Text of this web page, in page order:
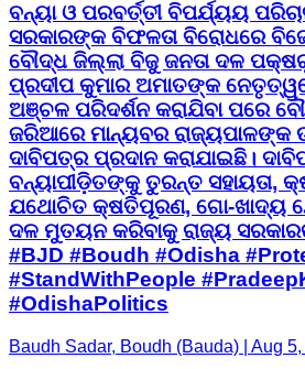
ବନ୍ୟା ଓ ପରବର୍ତ୍ତୀ ବିପର୍ଯ୍ୟୟ
ସରକାରଙ୍କ ବିଫଳତା ବିରୋଧରେ
ବୌଦ୍ଧ ଜିଲ୍ଲା ବିଜୁ ଜନତା ଦଳ
ପ୍ରଦୀପ କୁମାର ଅମାତଙ୍କ
ଅଞ୍ଚଳ ପରିଦର୍ଶନ କରାଯିବା ପରେ
ଜରିଆରେ ମାନ୍ୟବର ରାଜ୍ୟପାଳଙ୍କ
ଦାବିପତ୍ର ପ୍ରଦାନ କରାଯାଇଛି।
ବନ୍ୟାପୀଡ଼ିତଙ୍କୁ ତୁରନ୍ତ
ଯଥୋଚିତ କ୍ଷତିପୂରଣ, ଗୋ-ଖାଦ୍ୟ
ଦଳ ମୁତୟନ କରିବାକୁ ରାଜ୍ୟ
#BJD #Boudh #Odisha
#StandWithPeople
#OdishaPolitics
Baudh Sadar, Boudh (Bauda) | Aug